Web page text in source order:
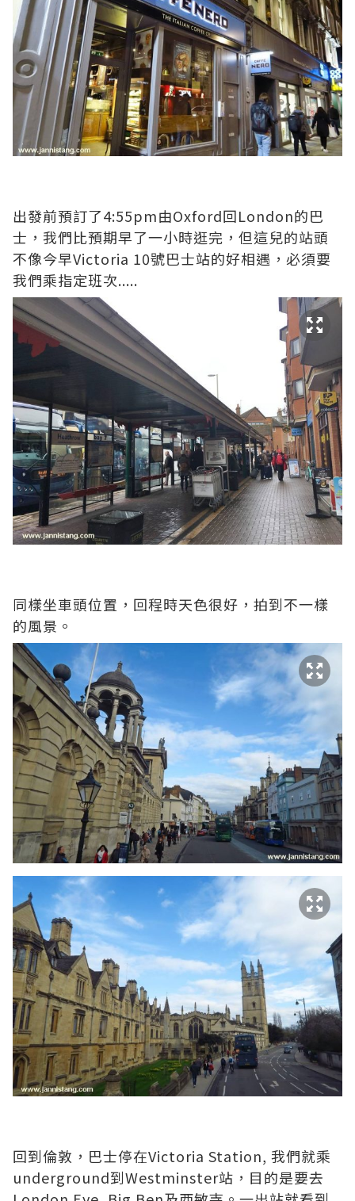
出發前預訂了4:55pm由Oxford回London的巴
士，我們比預期早了一小時逛完，但這兒的站頭
不像今早Victoria 10號巴士站的好相遇，必須要
我們乘指定班次.....
同樣坐車頭位置，回程時天色很好，拍到不一樣
的風景。
回到倫敦，巴士停在Victoria Station, 我們就乘
underground到Westminster站，目的是要去